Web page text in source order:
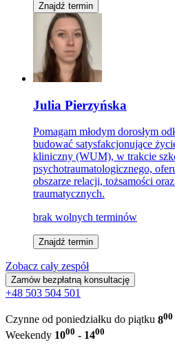
Znajdź termin
Julia Pierzyńska
Pomagam młodym dorosłym
budować satysfakcjonujące
kliniczny (WUM), w trakcie
psychotraumatologicznego,
obszarze relacji, tożsamości
traumatycznych.
brak wolnych terminów
Znajdź termin
Zobacz cały zespół
Zamów bezpłatną konsultację
+48 503 504 501
Czynne od poniedziałku do piątku 800
Weekendy 1000 - 1400